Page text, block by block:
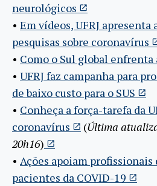
neurológicos
• Em vídeos, UFRJ apresenta
pesquisas sobre coronavírus
• Como o Sul global enfrenta
• UFRJ faz campanha para
de baixo custo para o SUS
• Conheça a força-tarefa da
coronavírus
(Última
20h16)
• Ações apoiam profissionais
pacientes da COVID-19